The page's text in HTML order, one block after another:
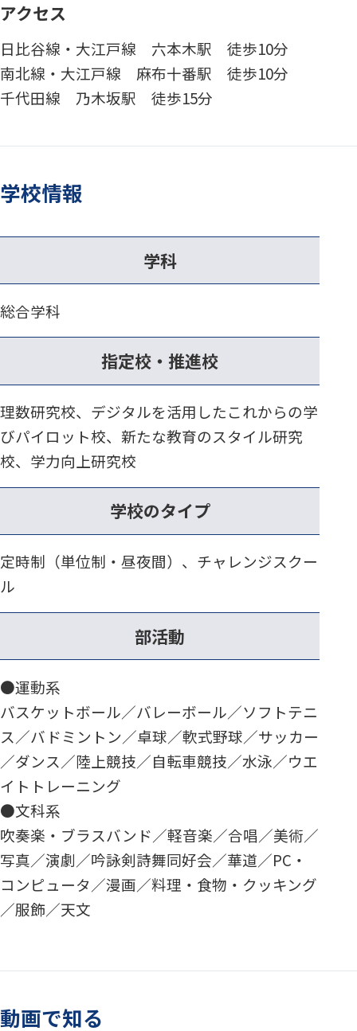
アクセス
日比谷線・大江戸線 六本木駅 徒歩10分
南北線・大江戸線 麻布十番駅 徒歩10分
千代田線 乃木坂駅 徒歩15分
学校情報
学科
総合学科
指定校・推進校
理数研究校、デジタルを活用したこれからの学
びパイロット校、新たな教育のスタイル研究
校、学力向上研究校
学校のタイプ
定時制（単位制・昼夜間）、チャレンジスクー
ル
部活動
●運動系
バスケットボール／バレーボール／ソフトテニ
ス／バドミントン／卓球／軟式野球／サッカー
／ダンス／陸上競技／自転車競技／水泳／ウエ
イトトレーニング
●文科系
吹奏楽・ブラスバンド／軽音楽／合唱／美術／
写真／演劇／吟詠剣詩舞同好会／華道／PC・
コンピュータ／漫画／料理・食物・クッキング
／服飾／天文
動画で知る